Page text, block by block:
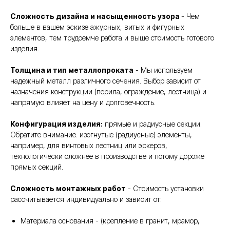
Сложность дизайна и насыщенность узора - Чем
больше в вашем эскизе ажурных, витых и фигурных
элементов, тем трудоемче работа и выше стоимость готового
изделия.
Толщина и тип металлопроката - Мы используем
надежный металл различного сечения. Выбор зависит от
назначения конструкции (перила, ограждение, лестница) и
напрямую влияет на цену и долговечность.
Конфигурация изделия: прямые и радиусные секции.
Обратите внимание: изогнутые (радиусные) элементы,
например, для винтовых лестниц или эркеров,
технологически сложнее в производстве и потому дороже
прямых секций.
Сложность монтажных работ - Стоимость установки
рассчитывается индивидуально и зависит от:
Материала основания - (крепление в гранит, мрамор,